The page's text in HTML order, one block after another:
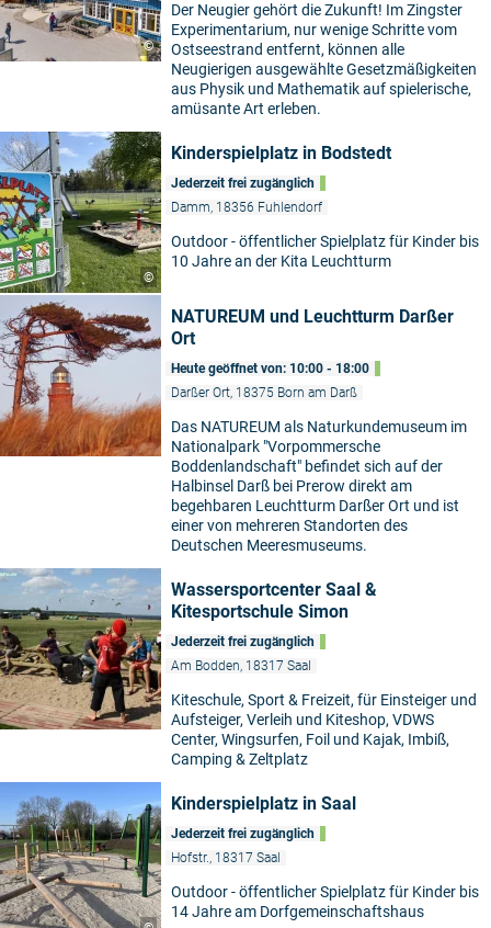
©
Der Neugier gehört die Zukunft! Im Zingster
Experimentarium, nur wenige Schritte vom
Ostseestrand entfernt, können alle
Neugierigen ausgewählte Gesetzmäßigkeiten
aus Physik und Mathematik auf spielerische,
amüsante Art erleben.
©
Kinderspielplatz in Bodstedt
Jederzeit frei zugänglich
Damm, 18356 Fuhlendorf
Outdoor - öffentlicher Spielplatz für Kinder bis
10 Jahre an der Kita Leuchtturm
NATUREUM und Leuchtturm Darßer
Ort
Heute geöffnet von: 10:00 - 18:00
Darßer Ort, 18375 Born am Darß
Das NATUREUM als Naturkundemuseum im
Nationalpark "Vorpommersche
Boddenlandschaft" befindet sich auf der
Halbinsel Darß bei Prerow direkt am
begehbaren Leuchtturm Darßer Ort und ist
einer von mehreren Standorten des
Deutschen Meeresmuseums.
Wassersportcenter Saal &
Kitesportschule Simon
Jederzeit frei zugänglich
Am Bodden, 18317 Saal
Kiteschule, Sport & Freizeit, für Einsteiger und
Aufsteiger, Verleih und Kiteshop, VDWS
Center, Wingsurfen, Foil und Kajak, Imbiß,
Camping & Zeltplatz
Kinderspielplatz in Saal
Jederzeit frei zugänglich
Hofstr., 18317 Saal
Outdoor - öffentlicher Spielplatz für Kinder bis
14 Jahre am Dorfgemeinschaftshaus